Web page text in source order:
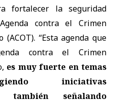
fortalecer la seguridad
contra el Crimen
“Esta agenda que
contra el Crimen
es muy fuerte en temas
iniciativas
también señalando